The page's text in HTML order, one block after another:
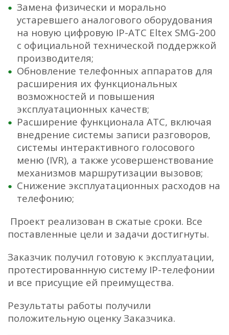
Замена физически и морально
устаревшего аналогового оборудования
на новую цифровую IP-АТС Eltex SMG-200
с официальной технической поддержкой
производителя;
Обновление телефонных аппаратов для
расширения их функциональных
возможностей и повышения
эксплуатационных качеств;
Расширение функционала АТС, включая
внедрение системы записи разговоров,
системы интерактивного голосового
меню (IVR), а также усовершенствование
механизмов маршрутизации вызовов;
Снижение эксплуатационных расходов на
телефонию;
Проект реализован в сжатые сроки. Все
поставленные цели и задачи достигнуты.
Заказчик получил готовую к эксплуатации,
протестированнную систему IP-телефонии
и все присущие ей преимущества.
Результаты работы получили
положительную оценку Заказчика.